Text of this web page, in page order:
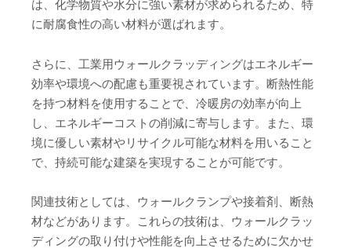
は、化学物質や水分に強い素材が求められるため、特
に耐腐食性の高い材料が選ばれます。
さらに、工業用ウォールクラッディングはエネルギー
効率や環境への配慮も重要視されています。断熱性能
を持つ材料を使用することで、冷暖房の効率が向上
し、エネルギーコストの削減に寄与します。また、環
境に優しい素材やリサイクル可能な材料を用いること
で、持続可能な建築を実現することが可能です。
関連技術としては、ウォールクランプや接着剤、断熱
材などがあります。これらの技術は、ウォールクラッ
ディングの取り付けや性能を向上させるために欠かせ